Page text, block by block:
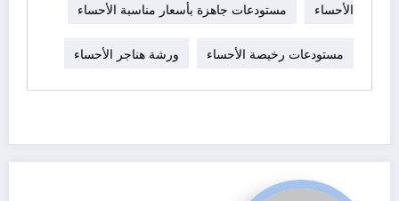
الأحساء مستودعات جاهزة بأسعار مناسبة الأحساء
مستودعات رخيصة الأحساء ورشة هناجر الأحساء